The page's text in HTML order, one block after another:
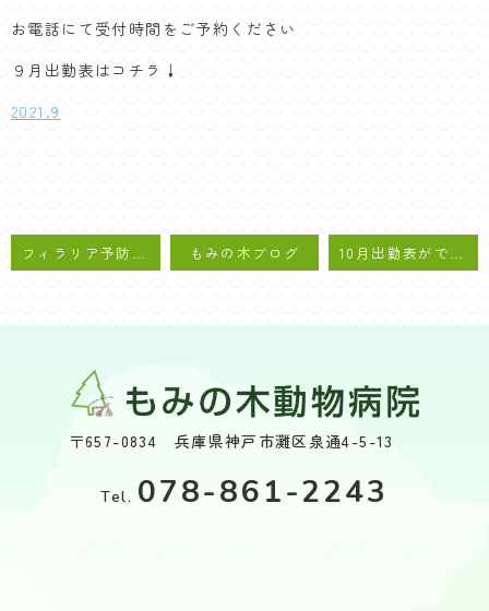
お電話にて受付時間をご予約ください
９月出勤表はコチラ↓
2021.9
フィラリア予防、マダニ・ノミ駆除薬のご案内 もみの木ブログ 10月出勤表ができあがりました
〒657-0834 兵庫県神戸市灘区泉通4-5-13
Tel. 078-861-2243